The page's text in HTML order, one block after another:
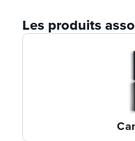
Les produits